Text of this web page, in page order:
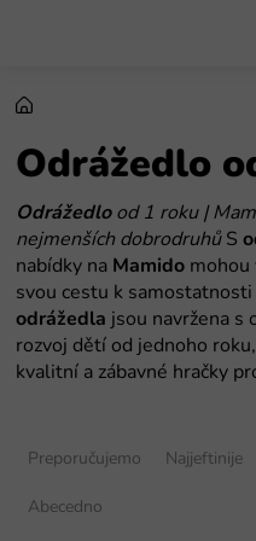
Odrážedlo
Odrážedlood 1 roku |
nejmenších dobrodruhůS
nabídky na Mamido mohou
svou cestu k
odrážedla jsou navržena s
rozvoj dětí od jednoho
kvalitní a zábavné hračky
Preporučujemo Najjeftinije
Abecedno